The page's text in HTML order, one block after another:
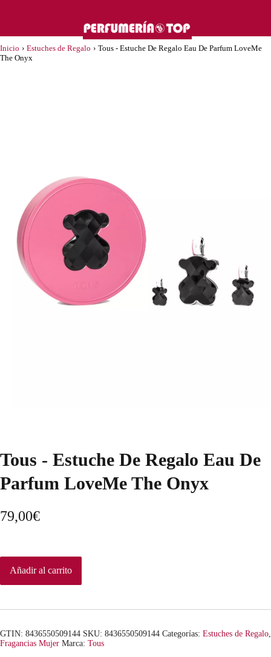
Inicio › Estuches de Regalo › Tous - Estuche De Regalo Eau De Parfum LoveMe
The Onyx
Tous - Estuche De Regalo Eau De
Parfum LoveMe The Onyx
79,00€
Añadir al carrito
GTIN: 8436550509144 SKU: 8436550509144 Categorías: Estuches de Regalo
Fragancias Mujer Marca: Tous